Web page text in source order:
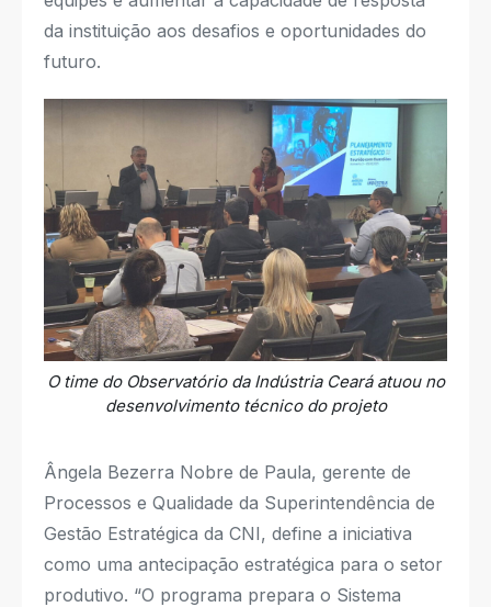
da instituição aos desafios e oportunidades do
futuro.
O time do Observatório da Indústria Ceará atuou no
desenvolvimento técnico do projeto
Ângela Bezerra Nobre de Paula, gerente de
Processos e Qualidade da Superintendência de
Gestão Estratégica da CNI, define a iniciativa
como uma antecipação estratégica para o setor
produtivo. “O programa prepara o Sistema